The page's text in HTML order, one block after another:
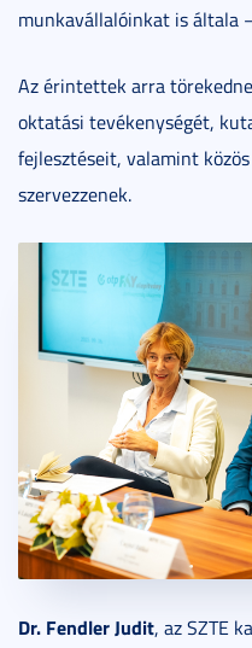
munkavállalóinkat is általa
Az érintettek arra
oktatási tevékenységét,
fejlesztéseit, valamint
szervezzenek.
Dr. Fendler Judit, az SZTE